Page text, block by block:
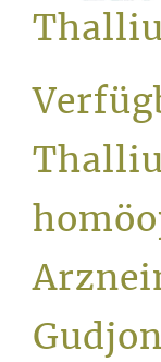
Service